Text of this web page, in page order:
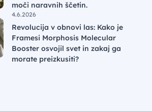
moči naravnih ščetin.
4.6.2026
Revolucija v obnovi las: Kako je
Framesi Morphosis Molecular
Booster osvojil svet in zakaj ga
morate preizkusiti?